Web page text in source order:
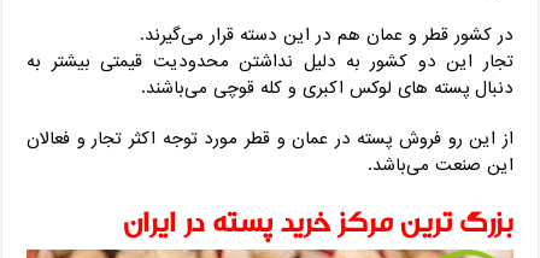
در کشور قطر و عمان هم در این دسته قرار می‌گیرند.
تجار این دو کشور به دلیل نداشتن محدودیت قیمتی بیشتر به
دنبال پسته های لوکس اکبری و کله قوچی می‌باشند.
از این رو فروش پسته در عمان و قطر مورد توجه اکثر تجار و فعالان
این صنعت می‌باشد.
بزرگ ترین مرکز خرید پسته در ایران